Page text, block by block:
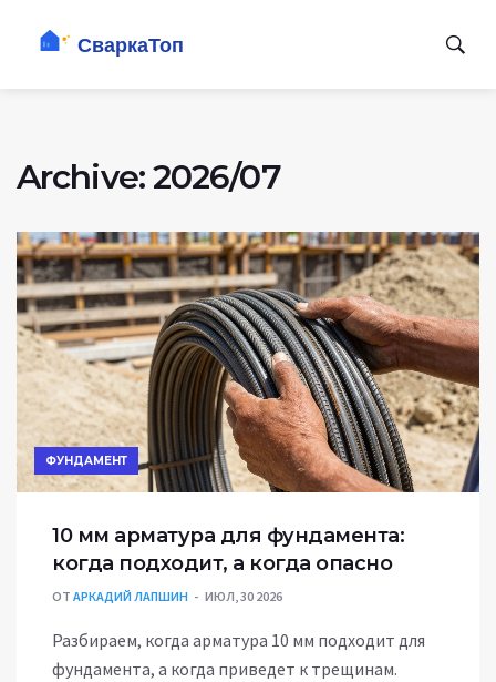
Archive: 2026/07
ФУНДАМЕНТ
10 мм арматура для фундамента:
когда подходит, а когда опасно
ОТ АРКАДИЙ ЛАПШИН ИЮЛ, 30 2026
Разбираем, когда арматура 10 мм подходит для
фундамента, а когда приведет к трещинам.